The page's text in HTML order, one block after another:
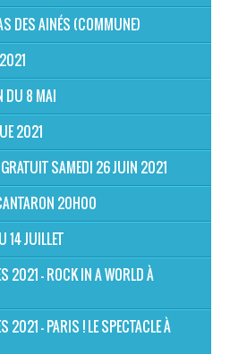
DES AINÉS (COMMUNE)
DU 8 MAI
2021
GRATUIT SAMEDI 26 JUIN 2021
20H00
14 JUILLET
2021 - ROCK IN A WORLD À
2021 - PARIS ! LE SPECTACLE À